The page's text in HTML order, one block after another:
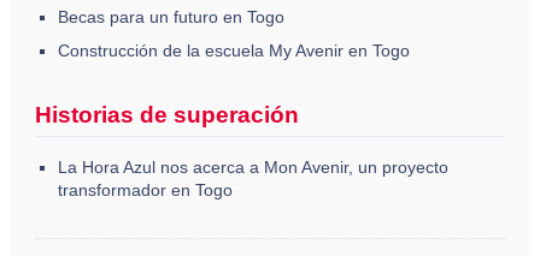
Becas para un futuro en Togo
Construcción de la escuela My Avenir en Togo
Historias de superación
La Hora Azul nos acerca a Mon Avenir, un proyecto
transformador en Togo